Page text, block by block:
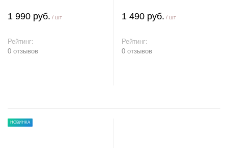
1 990 руб. / шт
Рейтинг:
0 отзывов
1 490 руб. / шт
Рейтинг:
0 отзывов
НОВИНКА